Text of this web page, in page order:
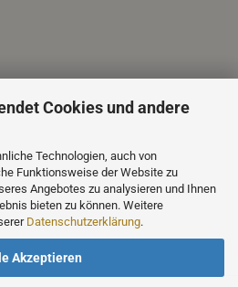
Cookies und andere
Technologien, auch von
Funktionsweise der Website zu
Angebotes zu analysieren und Ihnen
bieten zu können. Weitere
Datenschutzerklärung.
Akzeptieren